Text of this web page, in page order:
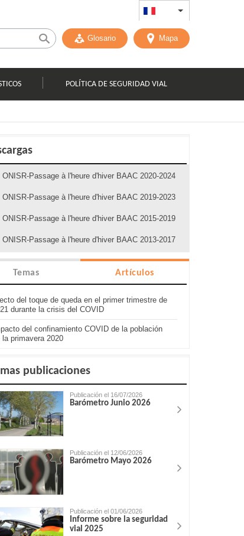
List additional
Glosario Mapa
POLÍTICA DE SEGURIDAD VIAL
ONISR-Passage à l'heure d'hiver BAAC 2020-2024
ONISR-Passage à l'heure d'hiver BAAC 2019-2023
ONISR-Passage à l'heure d'hiver BAAC 2015-2019
ONISR-Passage à l'heure d'hiver BAAC 2013-2017
Temas Artículos
del toque de queda en el primer trimestre de
durante la crisis del COVID
del confinamiento COVID de la población
la primavera 2020
publicaciones
Publicación el 16/07/2026
Barómetro Junio 2026
Publicación el 12/06/2026
Barómetro Mayo 2026
Publicación el 01/06/2026
Informe sobre la seguridad
vial 2025